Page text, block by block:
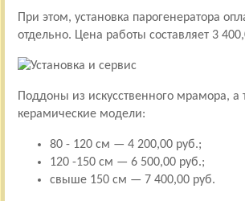
При этом, установка парогенератора
отдельно. Цена работы составляет 3
Поддоны из искусственного мрамора, а
керамические модели:
80 - 120 см — 4 200,00 руб.;
120 -150 см — 6 500,00 руб.;
свыше 150 см — 7 400,00 руб.